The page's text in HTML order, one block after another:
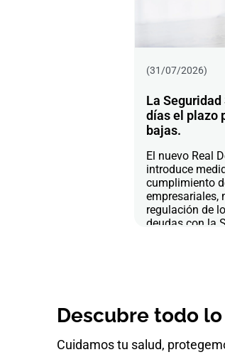
(31/07/2026)
La
días el plazo
bajas.
El nuevo Real
introduce
cumplimiento
empresariales,
regulación de
deudas con la
Descubre todo
Cuidamos tu salud,